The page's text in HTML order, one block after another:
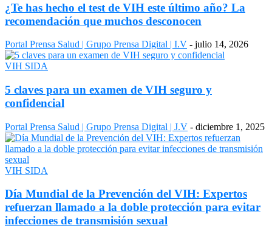
¿Te has hecho el test de VIH este último año? La
recomendación que muchos desconocen
Portal Prensa Salud | Grupo Prensa Digital | I.V - julio 14, 2026
VIH SIDA
5 claves para un examen de VIH seguro y
confidencial
Portal Prensa Salud | Grupo Prensa Digital | J.V - diciembre 1, 2025
VIH SIDA
Día Mundial de la Prevención del VIH: Expertos
refuerzan llamado a la doble protección para evitar
infecciones de transmisión sexual